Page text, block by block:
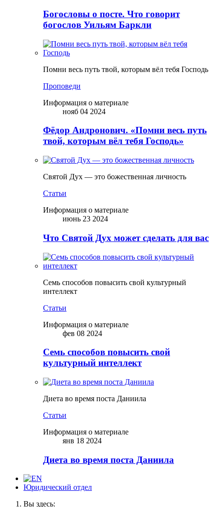
Богословы о посте. Что говорит
богослов Уильям Баркли
Помни весь путь твой, которым вёл тебя Господь
Проповеди
Информация о материале
нояб 04 2024
Фёдор Андронович. «Помни весь путь
твой, которым вёл тебя Господь»
Святой Дух — это божественная личность
Статьи
Информация о материале
июнь 23 2024
Что Святой Дух может сделать для вас
Семь способов повысить свой культурный
интеллект
Статьи
Информация о материале
фев 08 2024
Семь способов повысить свой
культурный интеллект
Диета во время поста Даниила
Статьи
Информация о материале
янв 18 2024
Диета во время поста Даниила
Юридический отдел
Вы здесь: